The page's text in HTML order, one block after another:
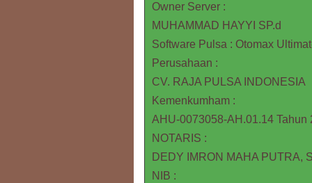
Owner Server :
MUHAMMAD HAYYI SP.d
Software Pulsa : Otomax
Perusahaan :
CV. RAJA PULSA INDONESIA
Kemenkumham :
AHU-0073058-AH.01.14 Tahun
NOTARIS :
DEDY IMRON MAHA PUTRA,
NIB :